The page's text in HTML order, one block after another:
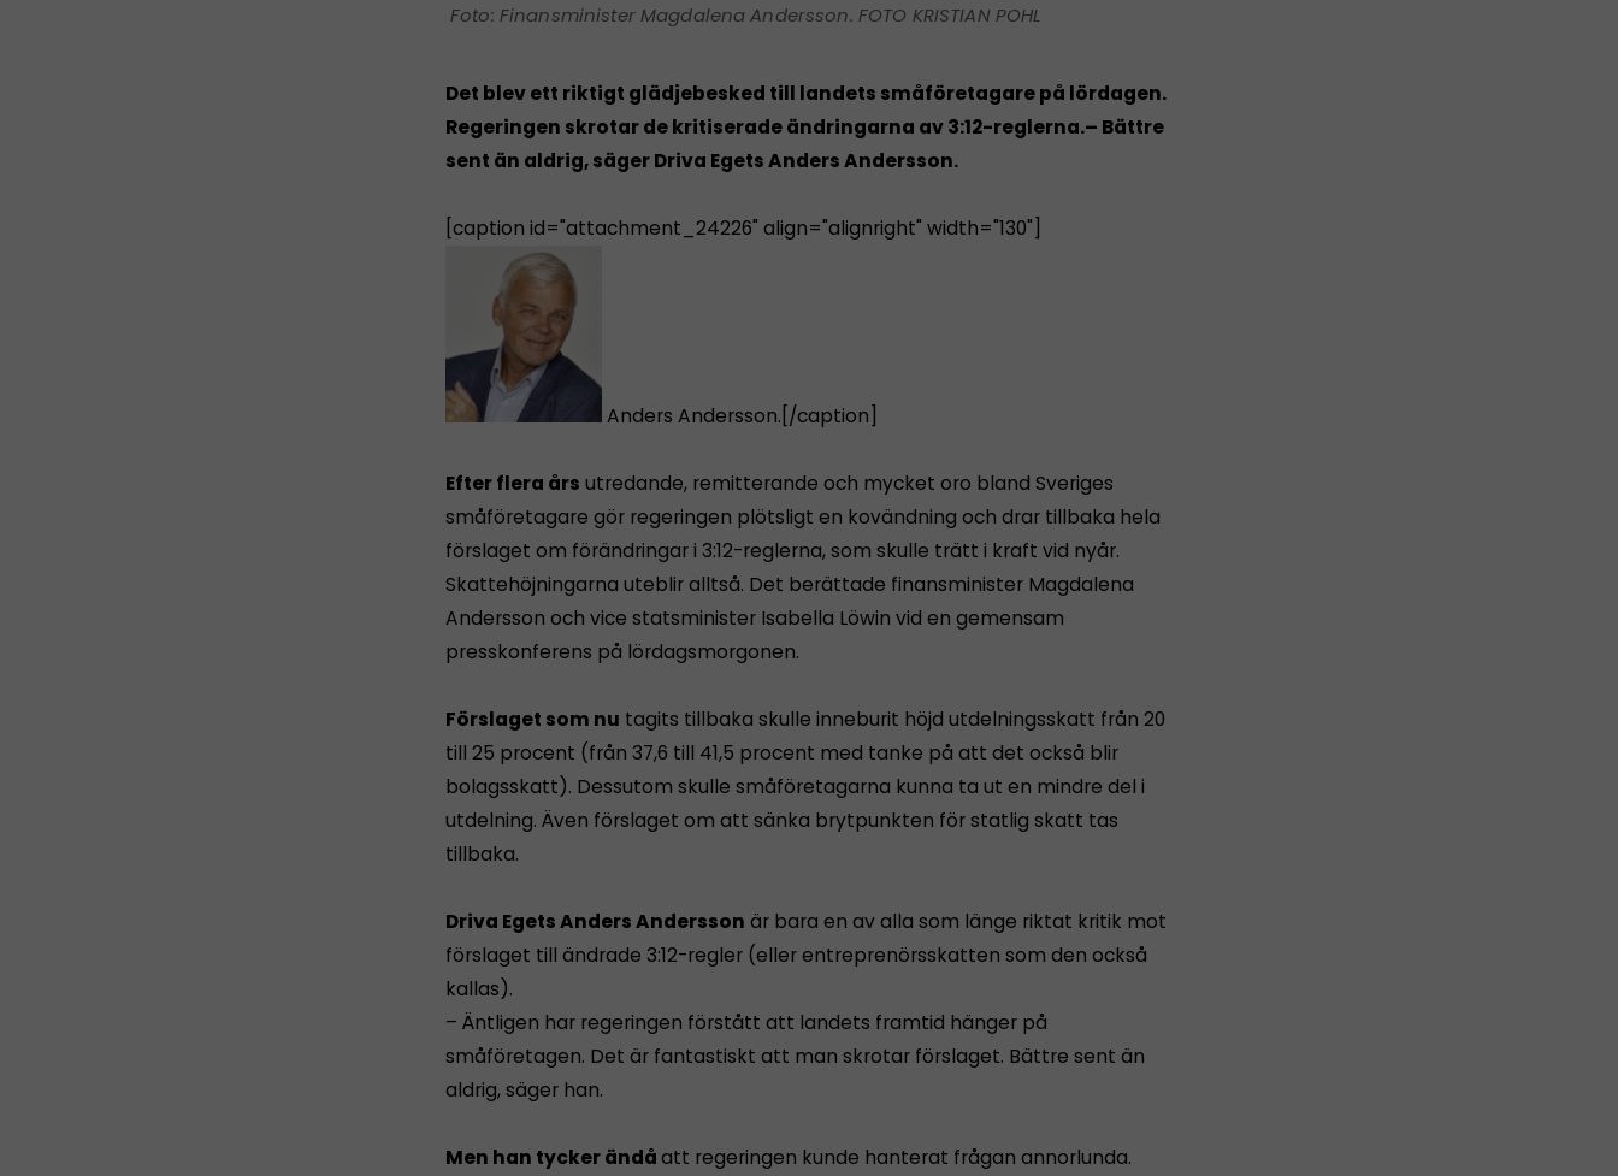
Finansminister Magdalena Andersson. FOTO KRISTIAN POHL
Det blev ett riktigt glädjebesked till landets småföretagare på lördagen.
Regeringen skrotar de kritiserade ändringarna av 3:12-reglerna.– Bättre
sent än aldrig, säger Driva Egets Anders Andersson.
[caption id="attachment_24226" align="alignright" width="130"]
Anders Andersson.[/caption]
Efter flera års utredande, remitterande och mycket oro bland Sveriges
småföretagare gör regeringen plötsligt en kovändning och drar tillbaka hela
förslaget om förändringar i 3:12-reglerna, som skulle trätt i kraft vid nyår.
Skattehöjningarna uteblir alltså. Det berättade finansminister Magdalena
Andersson och vice statsminister Isabella Löwin vid en gemensam
presskonferens på lördagsmorgonen.
Förslaget som nu tagits tillbaka skulle inneburit höjd utdelningsskatt från 20
till 25 procent (från 37,6 till 41,5 procent med tanke på att det också blir
bolagsskatt). Dessutom skulle småföretagarna kunna ta ut en mindre del i
utdelning. Även förslaget om att sänka brytpunkten för statlig skatt tas
tillbaka.
Driva Egets Anders Andersson är bara en av alla som länge riktat kritik mot
förslaget till ändrade 3:12-regler (eller entreprenörsskatten som den också
kallas).
– Äntligen har regeringen förstått att landets framtid hänger på
småföretagen. Det är fantastiskt att man skrotar förslaget. Bättre sent än
aldrig, säger han.
Men han tycker ändåatt regeringen kunde hanterat frågan annorlunda.